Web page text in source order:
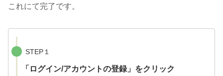
これにて完了です。
STEP１
「ログイン/アカウントの登録」をクリック